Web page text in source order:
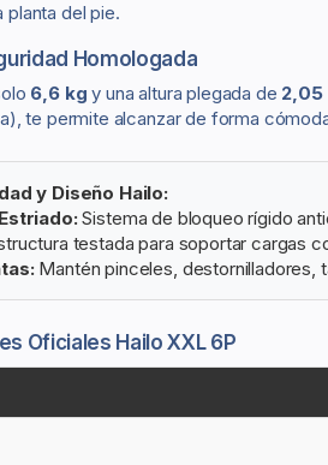
planta del pie.
Homologada
6,6 kg y una altura plegada de 2,05
te permite alcanzar de forma
y Diseño Hailo:
Sistema de bloqueo rígido
testada para soportar cargas
Mantén pinceles, destornilladores,
Oficiales Hailo XXL 6P